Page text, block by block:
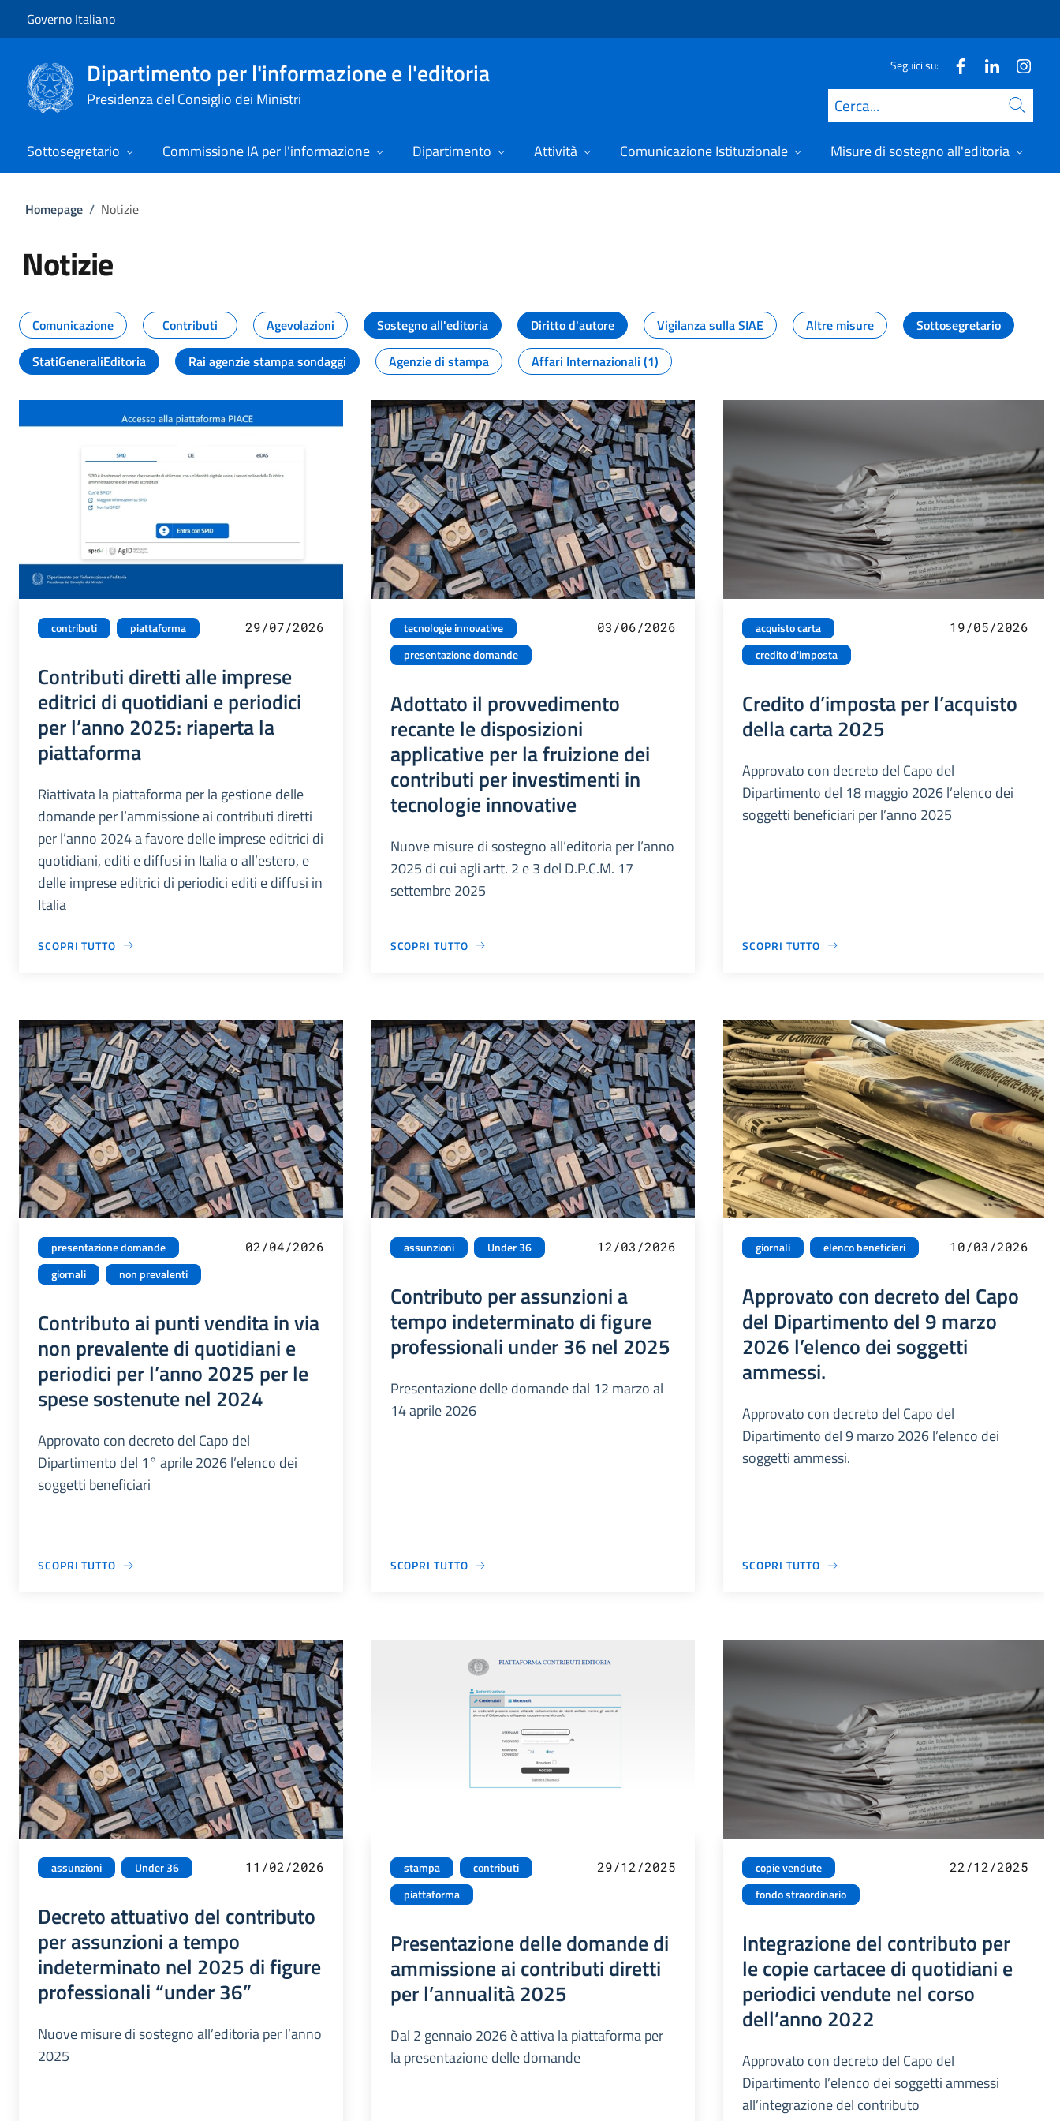
Governo Italiano
Dipartimento per l'informazione e l'editoria
Presidenza del Consiglio dei Ministri
Seguici su:
Cerca
Sottosegretario Commissione IA per l'informazione Dipartimento Attività Comunicazione Istituzionale Misure di sostegno all'editoria
Homepage / Notizie
Notizie
Tutti i contenuti della pagina Notizie
Comunicazione Contributi Agevolazioni Sostegno all'editoria Diritto d'autore Vigilanza sulla SIAE Altre misure
Sottosegretario
StatiGeneraliEditoria
Rai agenzie stampa sondaggi Agenzie di stampa Affari Internazionali (1)
contributi piattaforma 29/07/2026
Contributi diretti alle imprese
editrici di quotidiani e periodici
per l’anno 2025: riaperta la
piattaforma
Riattivata la piattaforma per la gestione delle
domande per l’ammissione ai contributi diretti
per l’anno 2024 a favore delle imprese editrici di
quotidiani, editi e diffusi in Italia o all’estero, e
delle imprese editrici di periodici editi e diffusi in
Italia
SCOPRI TUTTO
tecnologie innovative
presentazione domande
03/06/2026
Adottato il provvedimento
recante le disposizioni
applicative per la fruizione dei
contributi per investimenti in
tecnologie innovative
Nuove misure di sostegno all’editoria per l’anno
2025 di cui agli artt. 2 e 3 del D.P.C.M. 17
settembre 2025
SCOPRI TUTTO
acquisto carta
credito d'imposta
19/05/2026
Credito d’imposta per l’acquisto
della carta 2025
Approvato con decreto del Capo del
Dipartimento del 18 maggio 2026 l’elenco dei
soggetti beneficiari per l’anno 2025
SCOPRI TUTTO
presentazione domande
giornali
non prevalenti
02/04/2026
Contributo ai punti vendita in via
non prevalente di quotidiani e
periodici per l’anno 2025 per le
spese sostenute nel 2024
Approvato con decreto del Capo del
Dipartimento del 1° aprile 2026 l’elenco dei
soggetti beneficiari
SCOPRI TUTTO
assunzioni Under 36 12/03/2026
Contributo per assunzioni a
tempo indeterminato di figure
professionali under 36 nel 2025
Presentazione delle domande dal 12 marzo al
14 aprile 2026
SCOPRI TUTTO
giornali elenco beneficiari 10/03/2026
Approvato con decreto del Capo
del Dipartimento del 9 marzo
2026 l’elenco dei soggetti
ammessi.
Approvato con decreto del Capo del
Dipartimento del 9 marzo 2026 l’elenco dei
soggetti ammessi.
SCOPRI TUTTO
assunzioni Under 36 11/02/2026
Decreto attuativo del contributo
per assunzioni a tempo
indeterminato nel 2025 di figure
professionali “under 36”
Nuove misure di sostegno all’editoria per l’anno
2025
stampa
contributi
piattaforma
29/12/2025
Presentazione delle domande di
ammissione ai contributi diretti
per l’annualità 2025
Dal 2 gennaio 2026 è attiva la piattaforma per
la presentazione delle domande
copie vendute
fondo straordinario
22/12/2025
Integrazione del contributo per
le copie cartacee di quotidiani e
periodici vendute nel corso
dell’anno 2022
Approvato con decreto del Capo del
Dipartimento l’elenco dei soggetti ammessi
all’integrazione del contributo